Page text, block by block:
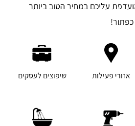
עליכם במחיר הטוב ביותר
אזורי פעילות שיפוצים לעסקים